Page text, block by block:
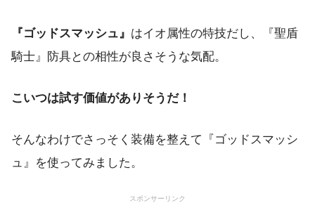
『ゴッドスマッシュ』 はイオ属性の特技だし、『聖盾
騎士』防具との相性が良さそうな気配。
こいつは試す価値がありそうだ！
そんなわけでさっそく装備を整えて『ゴッドスマッシ
ュ』を使ってみました。
スポンサーリンク